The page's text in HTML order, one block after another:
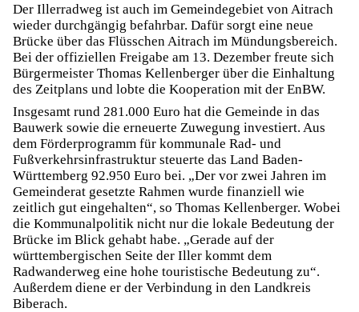
Der Illerradweg ist auch im Gemeindegebiet von Aitrach
wieder durchgängig befahrbar. Dafür sorgt eine neue
Brücke über das Flüsschen Aitrach im Mündungsbereich.
Bei der offiziellen Freigabe am 13. Dezember freute sich
Bürgermeister Thomas Kellenberger über die Einhaltung
des Zeitplans und lobte die Kooperation mit der EnBW.
Insgesamt rund 281.000 Euro hat die Gemeinde in das
Bauwerk sowie die erneuerte Zuwegung investiert. Aus
dem Förderprogramm für kommunale Rad- und
Fußverkehrsinfrastruktur steuerte das Land Baden-
Württemberg 92.950 Euro bei. „Der vor zwei Jahren im
Gemeinderat gesetzte Rahmen wurde finanziell wie
zeitlich gut eingehalten“, so Thomas Kellenberger. Wobei
die Kommunalpolitik nicht nur die lokale Bedeutung der
Brücke im Blick gehabt habe. „Gerade auf der
württembergischen Seite der Iller kommt dem
Radwanderweg eine hohe touristische Bedeutung zu“.
Außerdem diene er der Verbindung in den Landkreis
Biberach.